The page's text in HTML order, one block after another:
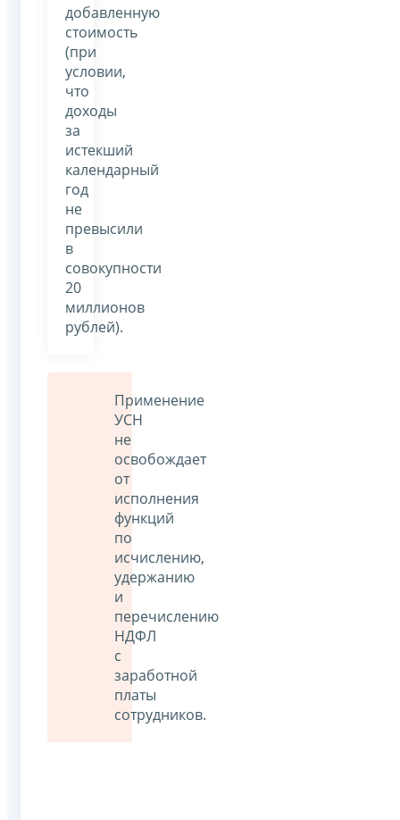
добавленную
стоимость
(при
условии,
что
доходы
за
истекший
календарный
год
не
превысили
в
совокупности
20
миллионов
рублей).
Применение
УСН
не
освобождает
от
исполнения
функций
по
исчислению,
удержанию
и
перечислению
НДФЛ
с
заработной
платы
сотрудников.